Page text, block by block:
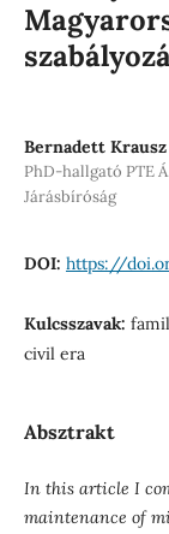
Bernadett Krausz
PhD-hallgató PTE
Járásbíróság
DOI: https://
Kulcsszavak:
civil era
Absztrakt
In this article I
maintenance of